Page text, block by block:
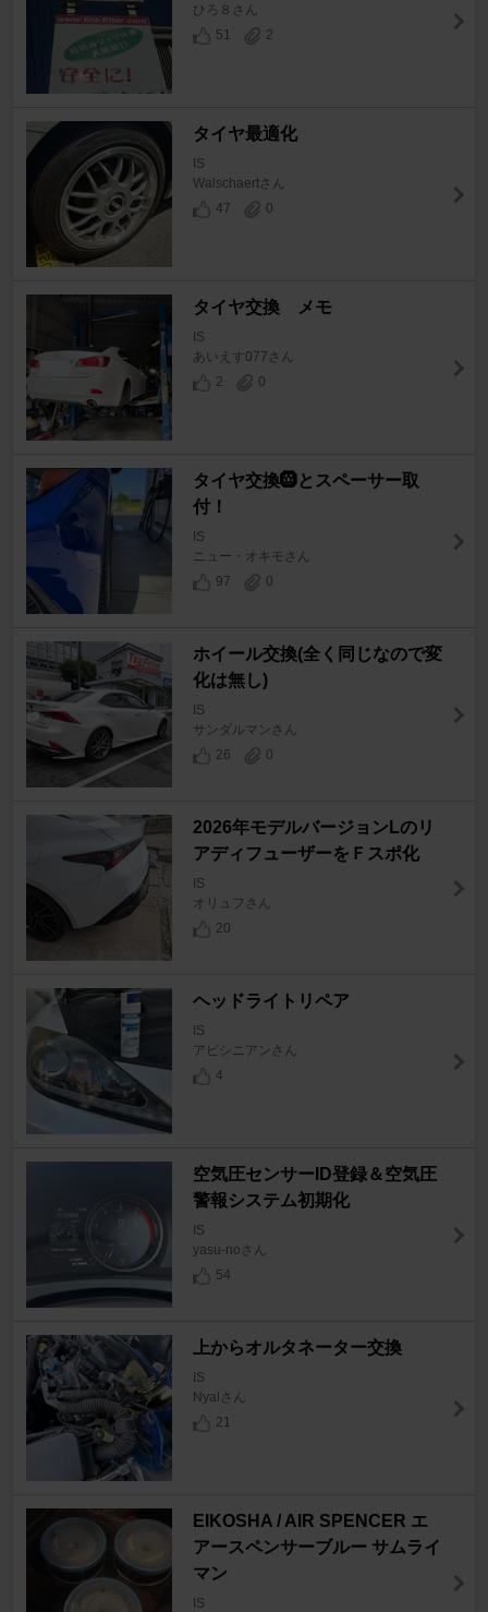
ひろ８さん
51
2
タイヤ最適化
IS
Walschaertさん
47
0
タイヤ交換 メモ
IS
あいえす077さん
2
0
タイヤ交換🛞とスペーサー取
付！
IS
ニュー・オキモさん
97
0
ホイール交換(全く同じなので変
化は無し)
IS
サンダルマンさん
26
0
2026年モデルバージョンLのリ
アディフューザーをＦスポ化
IS
オリュフさん
20
ヘッドライトリペア
IS
アビシニアンさん
4
空気圧センサーID登録＆空気圧
警報システム初期化
IS
yasu-noさん
54
上からオルタネーター交換
IS
Nyalさん
21
EIKOSHA / AIR SPENCER エ
アースペンサーブルー サムライ
マン
IS